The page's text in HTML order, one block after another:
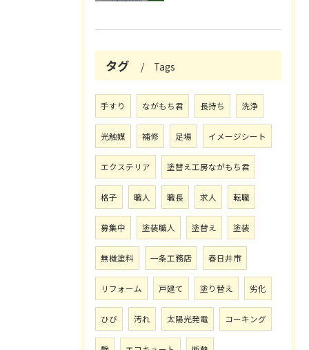
タグ Tags
手すり ながもち君 長持ち 洗浄
光触媒 補修 足場 イメージシート
エクステリア 塗替え工房ながもち君
格子 職人 職長 求人 転職
募集中 塗装職人 塗替え 塗装
無機塗料 一条工務店 春日井市
リフォーム 戸建て 塗り替え 劣化
ひび 汚れ 太陽光発電 コーキング